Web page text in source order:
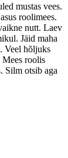
mustas vees.
roolimees.
nutt. Laev
Jäid maha
Veel hõljuks
roolis
Silm otsib aga